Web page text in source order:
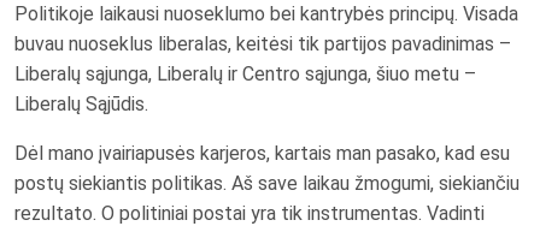
Politikoje laikausi nuoseklumo bei kantrybės principų. Visada
buvau nuoseklus liberalas, keitėsi tik partijos pavadinimas –
Liberalų sąjunga, Liberalų ir Centro sąjunga, šiuo metu –
Liberalų Sąjūdis.
Dėl mano įvairiapusės karjeros, kartais man pasako, kad esu
postų siekiantis politikas. Aš save laikau žmogumi, siekiančiu
rezultato. O politiniai postai yra tik instrumentas. Vadinti